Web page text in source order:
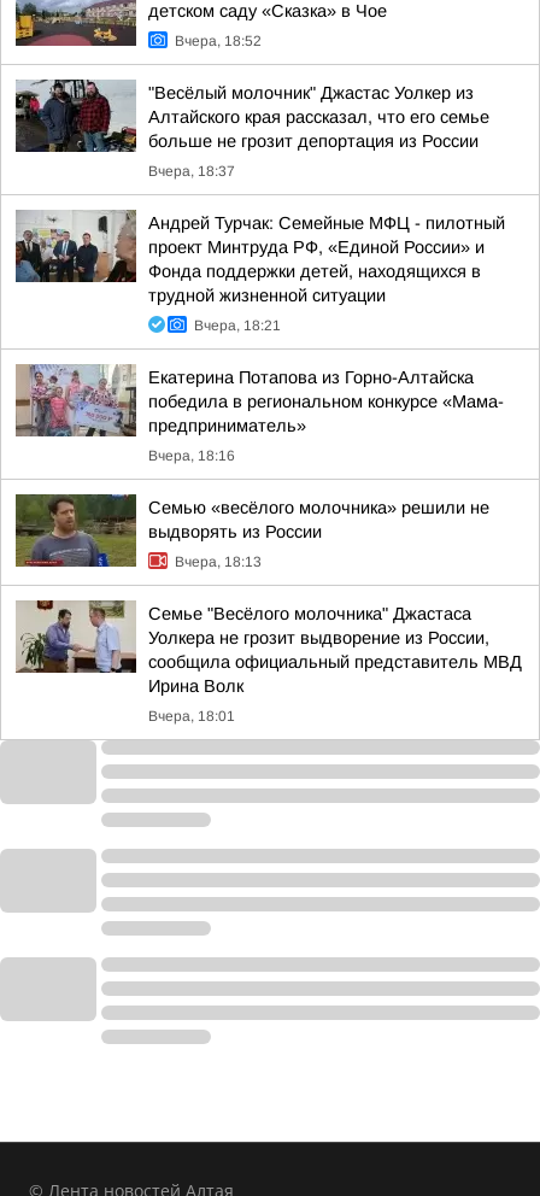
детском саду «Сказка» в Чое
Вчера, 18:52
"Весёлый молочник" Джастас Уолкер из
Алтайского края рассказал, что его семье
больше не грозит депортация из России
Вчера, 18:37
Андрей Турчак: Семейные МФЦ - пилотный
проект Минтруда РФ, «Единой России» и
Фонда поддержки детей, находящихся в
трудной жизненной ситуации
Вчера, 18:21
Екатерина Потапова из Горно-Алтайска
победила в региональном конкурсе «Мама-
предприниматель»
Вчера, 18:16
Семью «весёлого молочника» решили не
выдворять из России
Вчера, 18:13
Семье "Весёлого молочника" Джастаса
Уолкера не грозит выдворение из России,
сообщила официальный представитель МВД
Ирина Волк
Вчера, 18:01
© Лента новостей Алтая